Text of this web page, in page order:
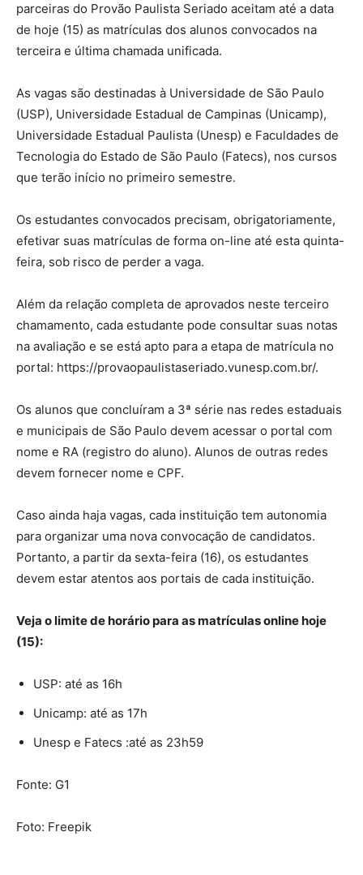
parceiras do Provão Paulista Seriado aceitam até a data
de hoje (15) as matrículas dos alunos convocados na
terceira e última chamada unificada.
As vagas são destinadas à Universidade de São Paulo
(USP), Universidade Estadual de Campinas (Unicamp),
Universidade Estadual Paulista (Unesp) e Faculdades de
Tecnologia do Estado de São Paulo (Fatecs), nos cursos
que terão início no primeiro semestre.
Os estudantes convocados precisam, obrigatoriamente,
efetivar suas matrículas de forma on-line até esta quinta-
feira, sob risco de perder a vaga.
Além da relação completa de aprovados neste terceiro
chamamento, cada estudante pode consultar suas notas
na avaliação e se está apto para a etapa de matrícula no
portal: https://provaopaulistaseriado.vunesp.com.br/.
Os alunos que concluíram a 3ª série nas redes estaduais
e municipais de São Paulo devem acessar o portal com
nome e RA (registro do aluno). Alunos de outras redes
devem fornecer nome e CPF.
Caso ainda haja vagas, cada instituição tem autonomia
para organizar uma nova convocação de candidatos.
Portanto, a partir da sexta-feira (16), os estudantes
devem estar atentos aos portais de cada instituição.
Veja o limite de horário para as matrículas online hoje
(15):
USP: até as 16h
Unicamp: até as 17h
Unesp e Fatecs :até as 23h59
Fonte: G1
Foto: Freepik